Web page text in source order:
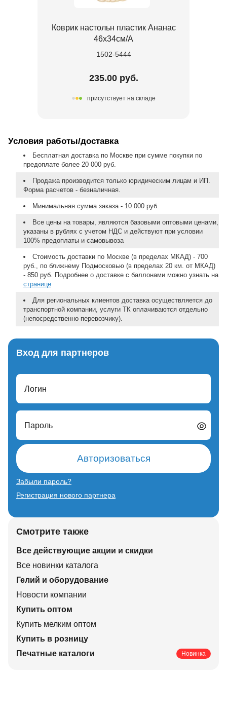
Коврик настольн пластик Ананас
46х34см/А
1502-5444
235.00 руб.
присутствует на складе
Условия работы/доставка
Бесплатная доставка по Москве при сумме покупки по
предоплате более 20 000 руб.
Продажа производится только юридическим лицам и ИП.
Форма расчетов - безналичная.
Минимальная сумма заказа - 10 000 руб.
Все цены на товары, являются базовыми оптовыми ценами,
указаны в рублях с учетом НДС и действуют при условии
100% предоплаты и самовывоза
Стоимость доставки по Москве (в пределах МКАД) - 700
руб., по ближнему Подмосковью (в пределах 20 км. от МКАД)
- 850 руб. Подробнее о доставке с баллонами можно узнать на
странице
Для региональных клиентов доставка осуществляется до
транспортной компании, услуги ТК оплачиваются отдельно
(непосредственно перевозчику).
Вход для партнеров
Логин
Пароль
Авторизоваться
Забыли пароль?
Регистрация нового партнера
Смотрите также
Все действующие акции и скидки
Все новинки каталога
Гелий и оборудование
Новости компании
Купить оптом
Купить мелким оптом
Купить в розницу
Печатные каталоги
Новинка